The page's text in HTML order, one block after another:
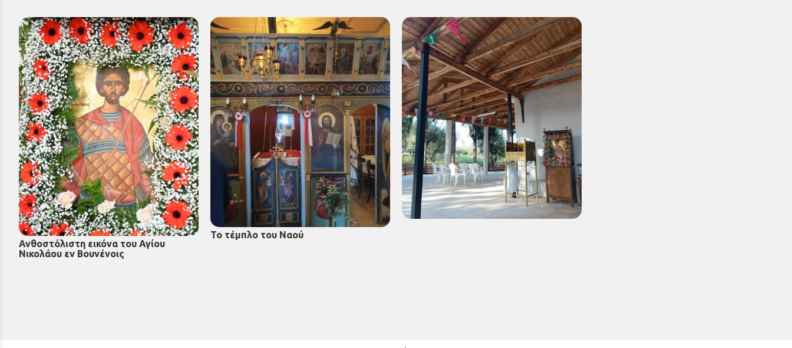
Ανθοστόλιστη εικόνα του Αγίου
Νικολάου εν Βουνένοις
Το τέμπλο του Ναού